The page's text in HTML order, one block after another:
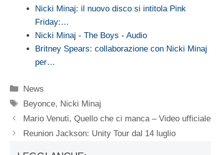
Nicki Minaj: il nuovo disco si intitola Pink
Friday:…
Nicki Minaj - The Boys - Audio
Britney Spears: collaborazione con Nicki Minaj
per…
Categorie
News
Tag
Beyonce, Nicki Minaj
Mario Venuti, Quello che ci manca – Video ufficiale
Reunion Jackson: Unity Tour dal 14 luglio